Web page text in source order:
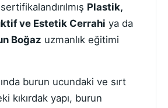
Plastik,
ve Estetik Cerrahi ya da
Boğaz uzmanlık eğitimi
burun ucundaki ve sırt
kıkırdak yapı, burun